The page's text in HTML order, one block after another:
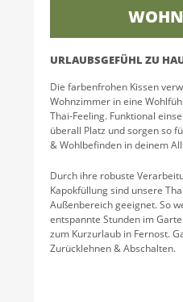
URLAUBSGEFÜHL ZU
Die farbenfrohen Kissen
Wohnzimmer in eine
Thai-Feeling. Funktional
überall Platz und sorgen so
& Wohlbefinden in deinem
Durch ihre robuste
Kapokfüllung sind unsere
Außenbereich geeignet. So
entspannte Stunden im
zum Kurzurlaub in Fernost.
Zurücklehnen & Abschalten.